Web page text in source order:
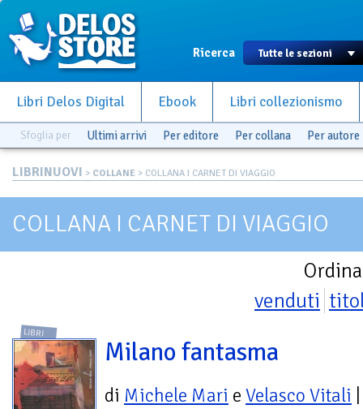
Ricerca
Libri Delos Digital Ebook Libri collezionismo
Sfoglia per Ultimi arrivi Per editore Per collana Per autore
LIBRINUOVI > COLLANE > COLLANA I CARNET DI VIAGGIO
COLLANA I CARNET DI VIAGGIO
venduti
LIBRI
Milano fantasma
di Michele Mari e Velasco Vitali